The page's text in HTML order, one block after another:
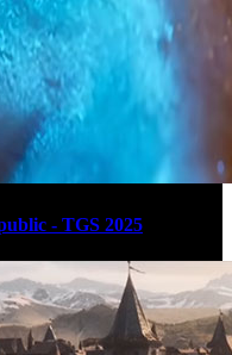
- TGS 2025